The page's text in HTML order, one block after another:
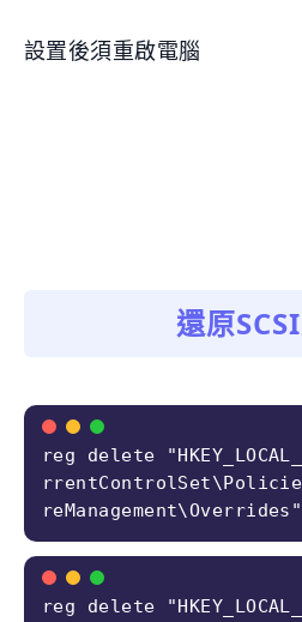
設置後須重啟電腦
還原
reg delete
reg delete